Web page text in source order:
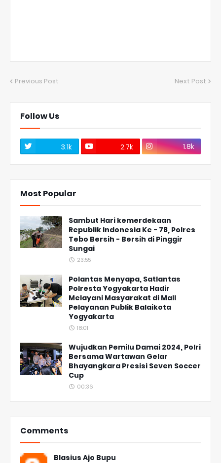
Previous Post Next Post
Follow Us
3.1k 2.7k 1.8k
Most Popular
Sambut Hari kemerdekaan
Republik Indonesia Ke - 78, Polres
Tebo Bersih - Bersih di Pinggir
Sungai
23:55
Polantas Menyapa, Satlantas
Polresta Yogyakarta Hadir
Melayani Masyarakat di Mall
Pelayanan Publik Balaikota
Yogyakarta
18:01
Wujudkan Pemilu Damai 2024, Polri
Bersama Wartawan Gelar
Bhayangkara Presisi Seven Soccer
Cup
00:36
Comments
Blasius Ajo Bupu